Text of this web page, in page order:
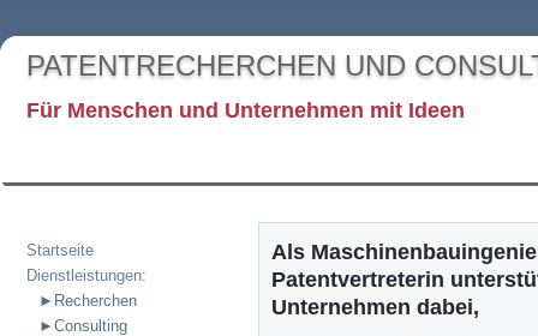
PATENTRECHERCHEN UND
Für Menschen und Unternehmen mit Ideen
Startseite
Dienstleistungen:
►Recherchen
►Consulting
Als
Patentvertreterin
Unternehmen dabei,